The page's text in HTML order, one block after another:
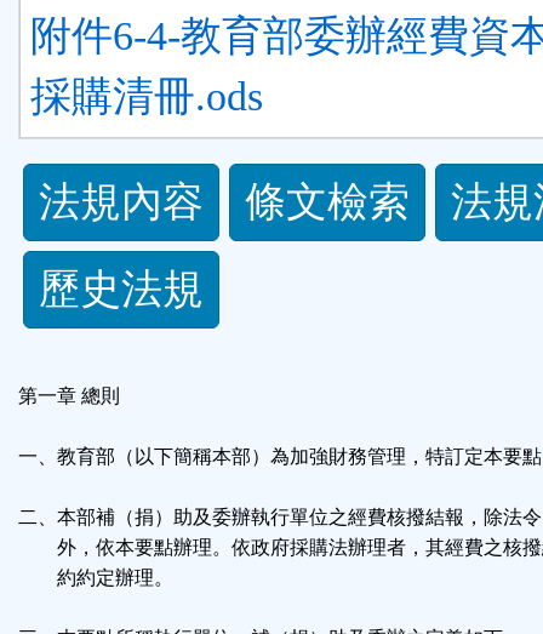
附件6-4-教育部委辦經費資
採購清冊.ods
法
規
功
區
法規內容 條文檢索
法
歷史法規
第一章 總則
一、教育部（以下簡稱本部）為加強財務管理，特訂定本要
二、本部補（捐）助及委辦執行單位之經費核撥結報，除法
外，依本要點辦理。依政府採購法辦理者，其經費之核撥
約約定辦理。